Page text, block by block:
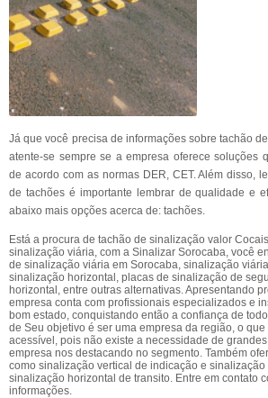
Já que você precisa de informações sobre tachão
atente-se sempre se a empresa oferece soluções
de acordo com as normas DER, CET. Além disso,
de tachões é importante lembrar de qualidade e
abaixo mais opções acerca de: tachões.
Está a procura de tachão de sinalização valor
sinalização viária, com a Sinalizar Sorocaba, você
de sinalização viária em Sorocaba, sinalização
sinalização horizontal, placas de sinalização de
horizontal, entre outras alternativas. Apresentando
empresa conta com profissionais especializados e
bom estado, conquistando então a confiança de
de Seu objetivo é ser uma empresa da região, o
acessível, pois não existe a necessidade de
empresa nos destacando no segmento. Também
como sinalização vertical de indicação e
sinalização horizontal de transito. Entre em contato
informações.